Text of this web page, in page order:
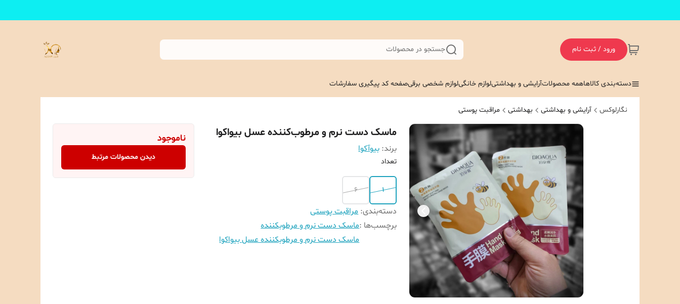
ورود / ثبت نام جستجو در محصولات
دسته‌بندی کالاهاهمه محصولاتآرایشی و بهداشتیلوازم خانگیلوازم شخصی برقیصفحه کد پیگیری سفارشات
نگارلوکس آرایشی و بهداشتی بهداشتی مراقبت پوستی
ماسک دست نرم و مرطوب‌کننده عسل بیواکوا
برند: بیوآکوا
تعداد
1
6
دسته‌بندی:مراقبت پوستی
برچسب‌ها :ماسک دست نرم و مرطوبکننده
ماسک دست نرم و مرطوبکننده عسل بیواکوا
ناموجود
دیدن محصولات مرتبط